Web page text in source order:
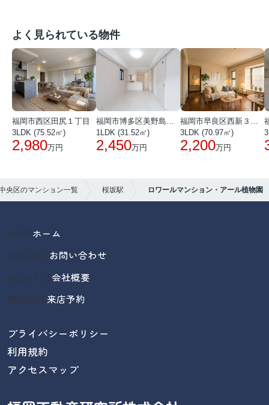
よく見られている物件
福岡市西区田尻１丁目
3LDK (75.52㎡)
2,980万円
福岡市博多区美野島３丁目
1LDK (31.52㎡)
2,450万円
福岡市早良区西新３丁目
3LDK (70.97㎡)
2,200万円
央区のマンション一覧 桜坂駅 ロワールマンション・アール植物園
HOMEホーム
CONTACTお問い合わせ
ABOUT US会社概要
RESERVE来店予約
プライバシーポリシー
利用規約
アクセスマップ